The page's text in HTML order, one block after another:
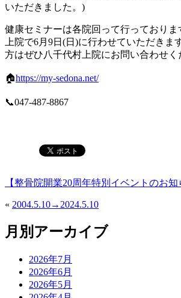
いただきました。)
健康セミナーは各院回って行っており
上院で6月9日(日)に行わせていただきま
方はぜひ八千代村上院にお問い合わせく
🏠https://my-sedona.net/
📞047-487-8867
【整骨院開業20周年特別イベントのお知
« 2004.5.10→2024.5.10
月別アーカイブ
2026年7月
2026年6月
2026年5月